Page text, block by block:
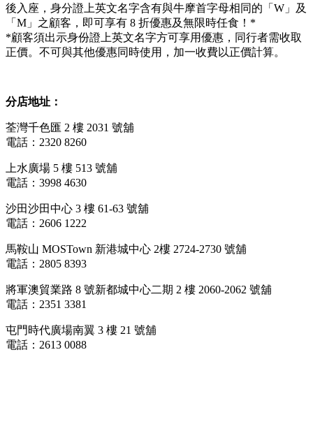
後入座，身分證上英文名字含有與牛摩首字母相同的「W」及
「M」之顧客，即可享有 8 折優惠及無限時任食！*
*顧客須出示身份證上英文名字方可享用優惠，同行者需收取
正價。不可與其他優惠同時使用，加一收費以正價計算。
分店地址：
荃灣千色匯 2 樓 2031 號舖
電話：2320 8260
上水廣場 5 樓 513 號舖
電話：3998 4630
沙田沙田中心 3 樓 61-63 號舖
電話：2606 1222
馬鞍山 MOSTown 新港城中心 2樓 2724-2730 號舖
電話：2805 8393
將軍澳貿業路 8 號新都城中心二期 2 樓 2060-2062 號舖
電話：2351 3381
屯門時代廣場南翼 3 樓 21 號舖
電話：2613 0088